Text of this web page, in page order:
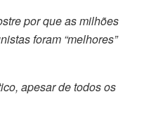
por que as milhões
foram “melhores”
apesar de todos os